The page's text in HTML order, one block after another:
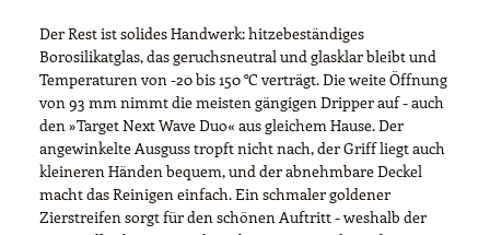
Der Rest ist solides Handwerk: hitzebeständiges
Borosilikatglas, das geruchsneutral und glasklar bleibt und
Temperaturen von -20 bis 150 °C verträgt. Die weite Öffnung
von 93 mm nimmt die meisten gängigen Dripper auf - auch
den »Target Next Wave Duo« aus gleichem Hause. Der
angewinkelte Ausguss tropft nicht nach, der Griff liegt auch
kleineren Händen bequem, und der abnehmbare Deckel
macht das Reinigen einfach. Ein schmaler goldener
Zierstreifen sorgt für den schönen Auftritt - weshalb der